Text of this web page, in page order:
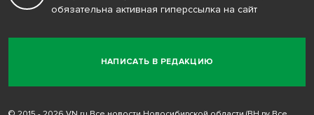
НАПИСАТЬ В РЕДАКЦИЮ
обязательна активная гиперссылка на сайт